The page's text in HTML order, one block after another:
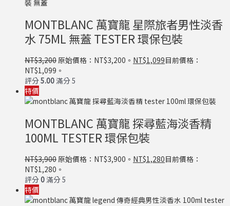
MONTBLANC 萬寶龍 星際旅者男性淡香
水 75ML 無蓋 TESTER 環保包裝
NT$3,200原始價格：NT$3,200。 NT$1,099目前價格：
NT$1,099。
評分 5.00滿分 5
特價
MONTBLANC 萬寶龍 探尋藍海淡香精
100ML TESTER 環保包裝
NT$3,900原始價格：NT$3,900。 NT$1,280目前價格：
NT$1,280。
評分 0滿分 5
特價